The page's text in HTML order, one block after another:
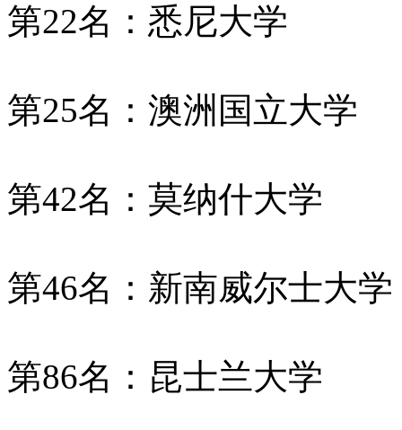
第22名：悉尼大学
第25名：澳洲国立大学
第42名：莫纳什大学
第46名：新南威尔士大学
第86名：昆士兰大学